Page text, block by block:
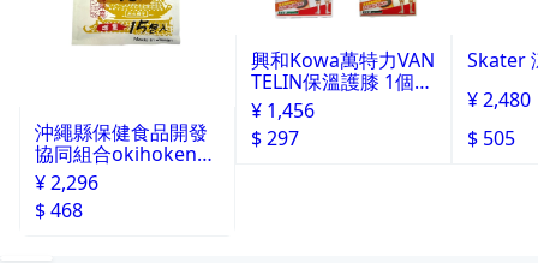
沖繩縣保健食品開發
協同組合okihoken琉
球酒豪傳說 15包入
¥ 2,296
$ 468
興和Kowa萬特力VAN
TELIN保溫護膝 1個入
L
¥ 1,456
$ 297
Skater
¥ 2,480
$ 505